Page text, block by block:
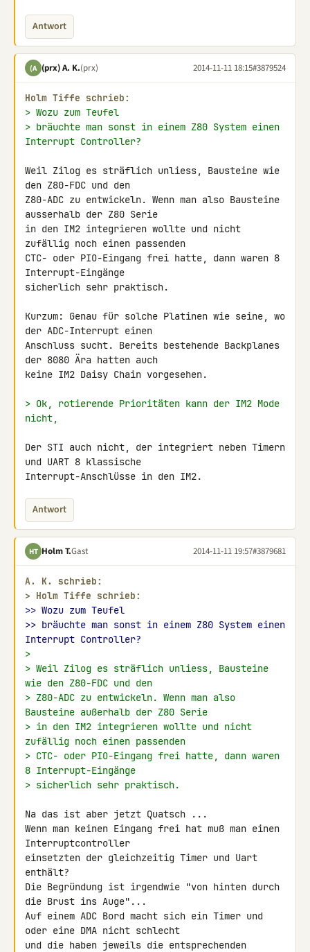
Antwort
(A (prx) A. K.(prx) 2014-11-11 18:15#3879524
Holm Tiffe schrieb:
> Wozu zum Teufel
> bräuchte man sonst in einem Z80 System einen
Interrupt Controller?
Weil Zilog es sträflich unliess, Bausteine wie
den Z80-FDC und den
Z80-ADC zu entwickeln. Wenn man also Bausteine
ausserhalb der Z80 Serie
in den IM2 integrieren wollte und nicht
zufällig noch einen passenden
CTC- oder PIO-Eingang frei hatte, dann waren 8
Interrupt-Eingänge
sicherlich sehr praktisch.
Kurzum: Genau für solche Platinen wie seine, wo
der ADC-Interrupt einen
Anschluss sucht. Bereits bestehende Backplanes
der 8080 Ära hatten auch
keine IM2 Daisy Chain vorgesehen.
> Ok, rotierende Prioritäten kann der IM2 Mode
nicht,
Der STI auch nicht, der integriert neben Timern
und UART 8 klassische
Interrupt-Anschlüsse in den IM2.
Antwort
HT Holm T.Gast 2014-11-11 19:57#3879681
A. K. schrieb:
> Holm Tiffe schrieb:
>> Wozu zum Teufel
>> bräuchte man sonst in einem Z80 System einen
Interrupt Controller?
>
> Weil Zilog es sträflich unliess, Bausteine
wie den Z80-FDC und den
> Z80-ADC zu entwickeln. Wenn man also
Bausteine außerhalb der Z80 Serie
> in den IM2 integrieren wollte und nicht
zufällig noch einen passenden
> CTC- oder PIO-Eingang frei hatte, dann waren
8 Interrupt-Eingänge
> sicherlich sehr praktisch.
Na das ist aber jetzt Quatsch ...
Wenn man keinen Eingang frei hat muß man einen
Interruptcontroller
einsetzten der gleichzeitig Timer und Uart
enthält?
Die Begründung ist irgendwie "von hinten durch
die Brust ins Auge"...
Auf einem ADC Bord macht sich ein Timer und
oder eine DMA nicht schlecht
und die haben jeweils die entsprechenden